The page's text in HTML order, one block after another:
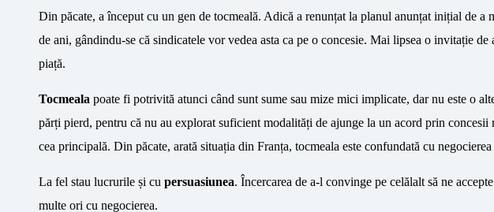
Din păcate, a început cu un gen de tocmeală. Adică a renunțat la planul anunțat inițial de a
de ani, gândindu-se că sindicatele vor vedea asta ca pe o concesie. Mai lipsea o invitație
piață.
Tocmeala poate fi potrivită atunci când sunt sume sau mize mici implicate, dar nu este o
părți pierd, pentru că nu au explorat suficient modalități de ajunge la un acord prin concesii
cea principală. Din păcate, arată situația din Franța, tocmeala este confundată cu
La fel stau lucrurile și cu persuasiunea. Încercarea de a-l convinge pe celălalt să ne
multe ori cu negocierea.